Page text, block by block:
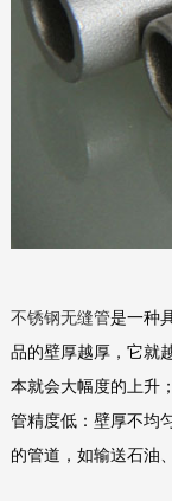
不锈钢无缝管是一种
品的壁厚越厚，它就
本就会大幅度的上升
管精度低：壁厚不均
的管道，如输送石油